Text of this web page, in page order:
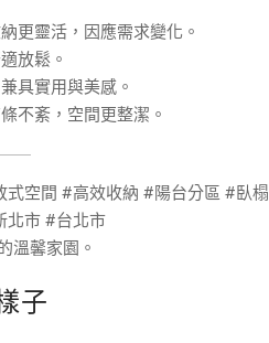
更靈活，因應需求變化。
放鬆。
具實用與美感。
不紊，空間更整潔。
空間 #高效收納 #陽台分區 #臥榻
北市 #台北市
溫馨家園。
子